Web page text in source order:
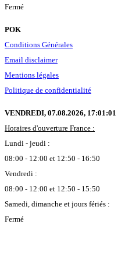
Fermé
POK
Conditions Générales
Email disclaimer
Mentions légales
Politique de confidentialité
VENDREDI, 07.08.2026, 17:01:02
Horaires d'ouverture France :
Lundi - jeudi :
08:00 - 12:00 et 12:50 - 16:50
Vendredi :
08:00 - 12:00 et 12:50 - 15:50
Samedi, dimanche et jours fériés :
Fermé